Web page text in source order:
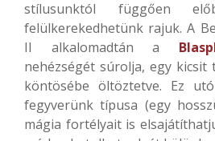
stílusunktól függően
felülkerekedhetünk rajuk. A
II alkalomadtán a
nehézségét súrolja, egy kicsit
köntösébe öltöztetve. Ez
fegyverünk típusa (egy
mágia fortélyait is